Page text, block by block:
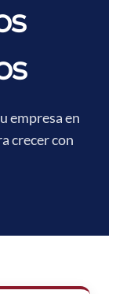
empresa en
crecer con